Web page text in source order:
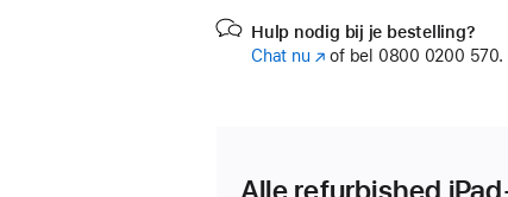
Hulp nodig bij je bestelling?
Chat nu (Wordt
of bel 0800 0200 570.